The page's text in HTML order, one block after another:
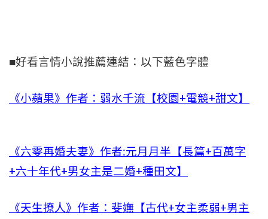
■好看言情小說推薦連結：以下藍色字體
《小蘋果》作者：弱水千流【校園+電競+甜文】
《六零再婚夫妻》作者:元月月半【長篇+百萬字
+六十年代+男女主是二婚+種田文】
《天生撩人》作者：斐嫵【古代+女主柔弱+男主